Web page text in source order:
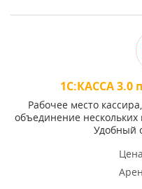
1С:КАССА 3.0
Рабочее место
объединение нескольких
Удобный